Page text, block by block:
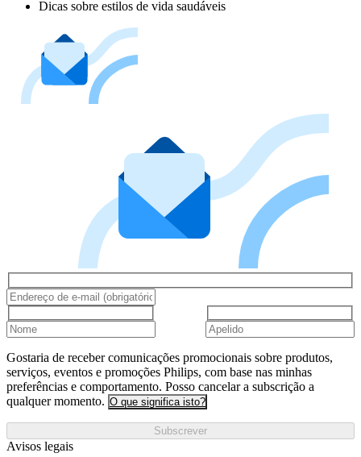
Dicas sobre estilos de vida saudáveis
Gostaria de receber comunicações promocionais sobre produtos,
serviços, eventos e promoções Philips, com base nas minhas
preferências e comportamento. Posso cancelar a subscrição a
qualquer momento. O que significa isto?
Subscrever
Avisos legais